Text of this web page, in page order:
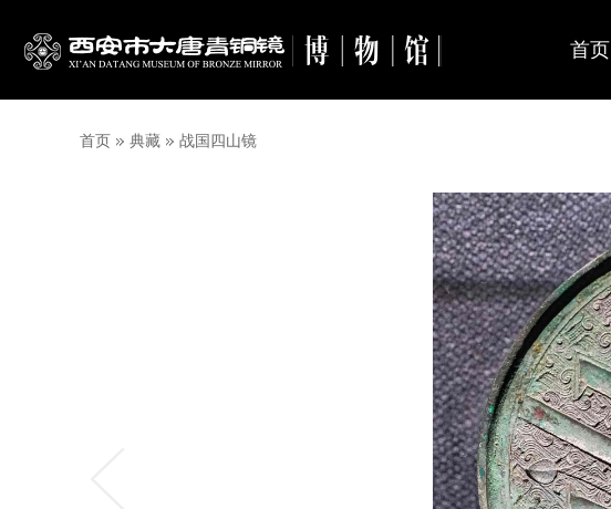
首页
首页 典藏 战国四山镜